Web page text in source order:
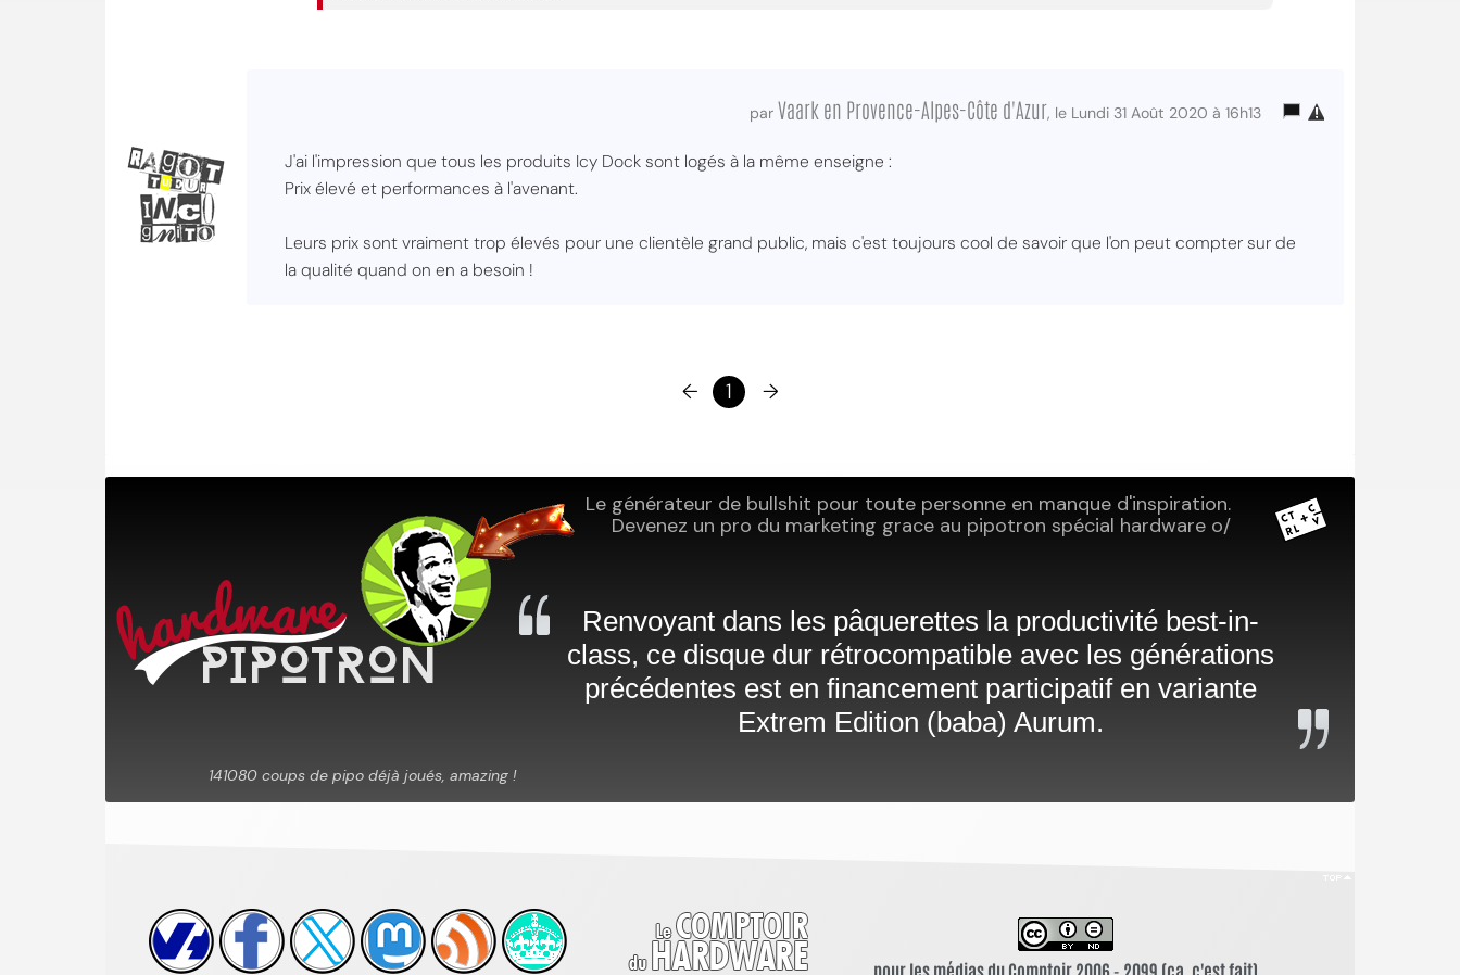
par Vaark en Provence-Alpes-Côte d'Azur, le Lundi 31 Août 2020 à 16h13
J'ai l'impression que tous les produits Icy Dock sont logés à la même enseigne :
Prix élevé et performances à l'avenant.
Leurs prix sont vraiment trop élevés pour une clientèle grand public, mais c'est toujours cool de savoir que l'on peut compter sur de
la qualité quand on en a besoin !
← 1 →
pour les médias du Comptoir 2006 - 2099 (ça, c'est fait)